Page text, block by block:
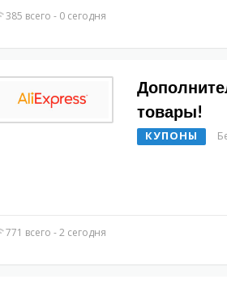
385 всего - 0 сегодня
товары!
КУПОНЫ
771 всего - 2 сегодня